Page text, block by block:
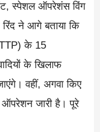
स्पेशल ऑपरेशंस विंग
रिंद ने आगे बताया कि
के 15
के खिलाफ
वहीं, अगवा किए
ऑपरेशन जारी है। पूरे